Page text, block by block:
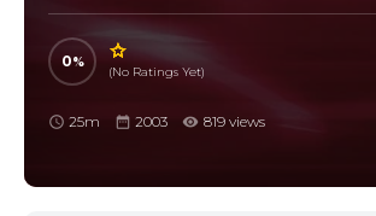
0
(No Ratings Yet)
25m 2003 819 views